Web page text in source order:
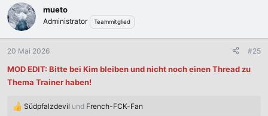
k
t
i
o
n
n
:
mueto
Administrator Teammitglied
20 Mai 2026 #25
MOD EDIT: Bitte bei Kim bleiben und nicht noch einen Thread zu
Thema Trainer haben!
R
Südpfalzdevil und French-FCK-Fan